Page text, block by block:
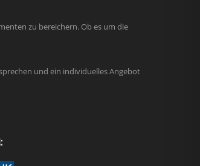
zu bereichern. Ob es um die
und ein individuelles Angebot